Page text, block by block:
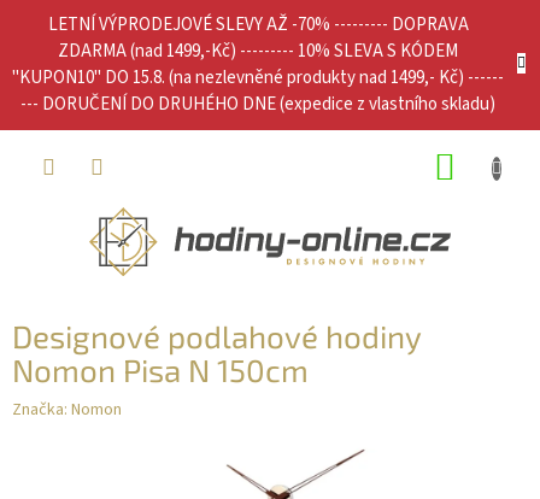
LETNÍ VÝPRODEJOVÉ SLEVY AŽ -70% --------- DOPRAVA
ZDARMA (nad 1499,-Kč) --------- 10% SLEVA S KÓDEM
"KUPON10" DO 15.8. (na nezlevněné produkty nad 1499,- Kč) ------
--- DORUČENÍ DO DRUHÉHO DNE (expedice z vlastního skladu)
Designové podlahové hodiny
Nomon Pisa N 150cm
Značka: Nomon